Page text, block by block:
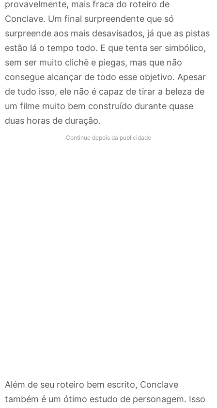
provavelmente, mais fraca do roteiro de
Conclave. Um final surpreendente que só
surpreende aos mais desavisados, já que as pistas
estão lá o tempo todo. E que tenta ser simbólico,
sem ser muito clichê e piegas, mas que não
consegue alcançar de todo esse objetivo. Apesar
de tudo isso, ele não é capaz de tirar a beleza de
um filme muito bem construído durante quase
duas horas de duração.
Continue depois da publicidade
Além de seu roteiro bem escrito, Conclave
também é um ótimo estudo de personagem. Isso